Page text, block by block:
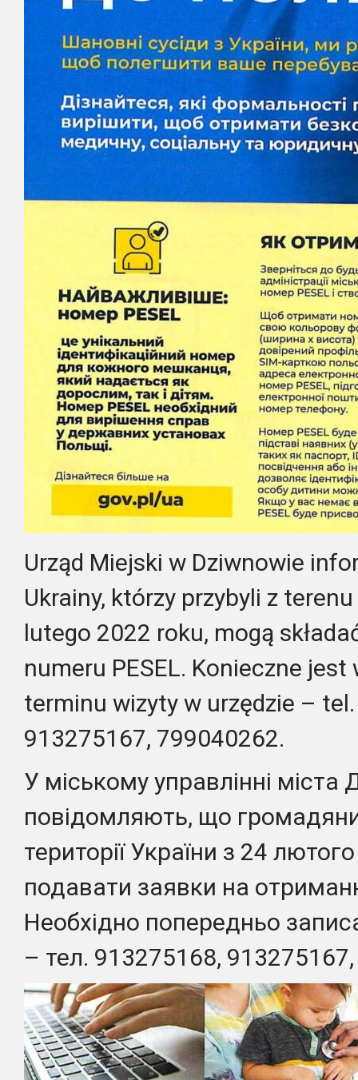
Urząd Miejski w Dziwnowie
Ukrainy, którzy przybyli z
lutego 2022 roku, mogą
numeru PESEL. Konieczne
terminu wizyty w urzędzie –
913275167, 799040262.
У міському управлінні міста
повідомляють, що громадяни
території України з 24
подавати заявки на
Необхідно попередньо
– тел. 913275168,